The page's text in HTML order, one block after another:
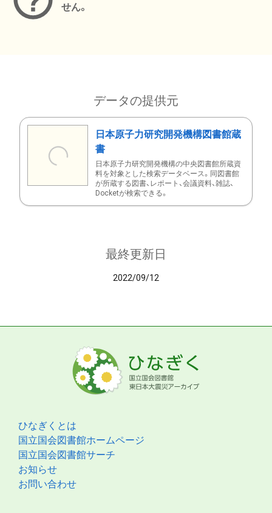
せん。
データの提供元
日本原子力研究開発機構図書館蔵
書
日本原子力研究開発機構の中央図書館所蔵資
料を対象とした検索データベース。同図書館
が所蔵する図書、レポート、会議資料、雑誌、
Docketが検索できる。
最終更新日
2022/09/12
ひなぎくとは
国立国会図書館ホームページ
国立国会図書館サーチ
お知らせ
お問い合わせ